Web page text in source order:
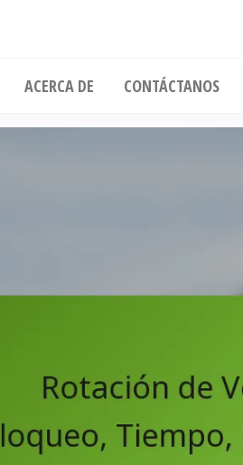
ACERCA DE CONTÁCTANOS